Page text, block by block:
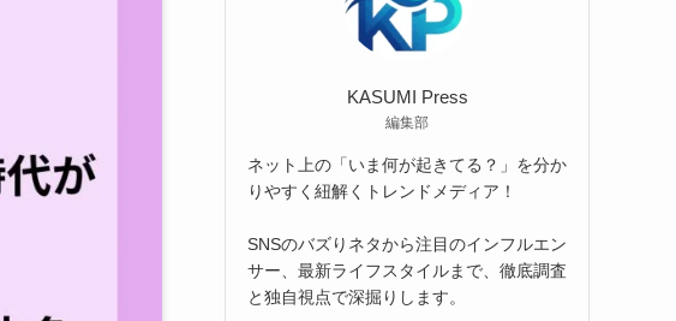
KASUMI Press
編集部
ネット上の「いま何が起きてる？」を分か
りやすく紐解くトレンドメディア！
SNSのバズりネタから注目のインフルエン
サー、最新ライフスタイルまで、徹底調査
と独自視点で深掘りします。